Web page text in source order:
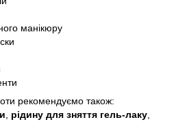
манікюру
рекомендуємо також:
, рідину для зняття гель-лаку,